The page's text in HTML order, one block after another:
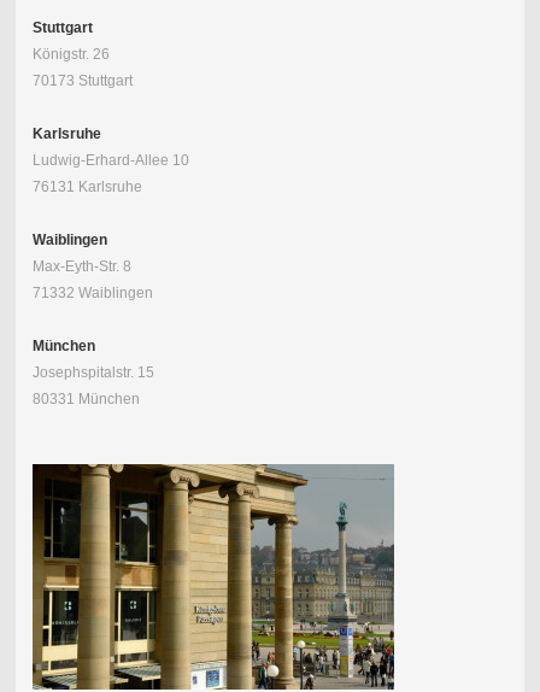
Stuttgart
Königstr. 26
70173 Stuttgart
Karlsruhe
Ludwig-Erhard-Allee 10
76131 Karlsruhe
Waiblingen
Max-Eyth-Str. 8
71332 Waiblingen
München
Josephspitalstr. 15
80331 München